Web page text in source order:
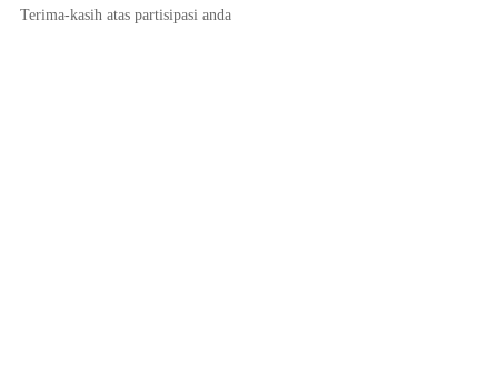
Terima-kasih atas partisipasi anda